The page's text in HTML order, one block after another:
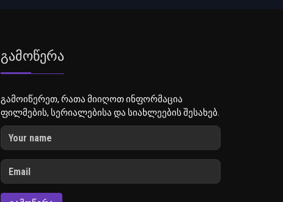
Გამოწერა
გამოიწერეთ, რათა მიიღოთ ინფორმაცია
ფილმების, სერიალებისა და სიახლეების შესახებ.